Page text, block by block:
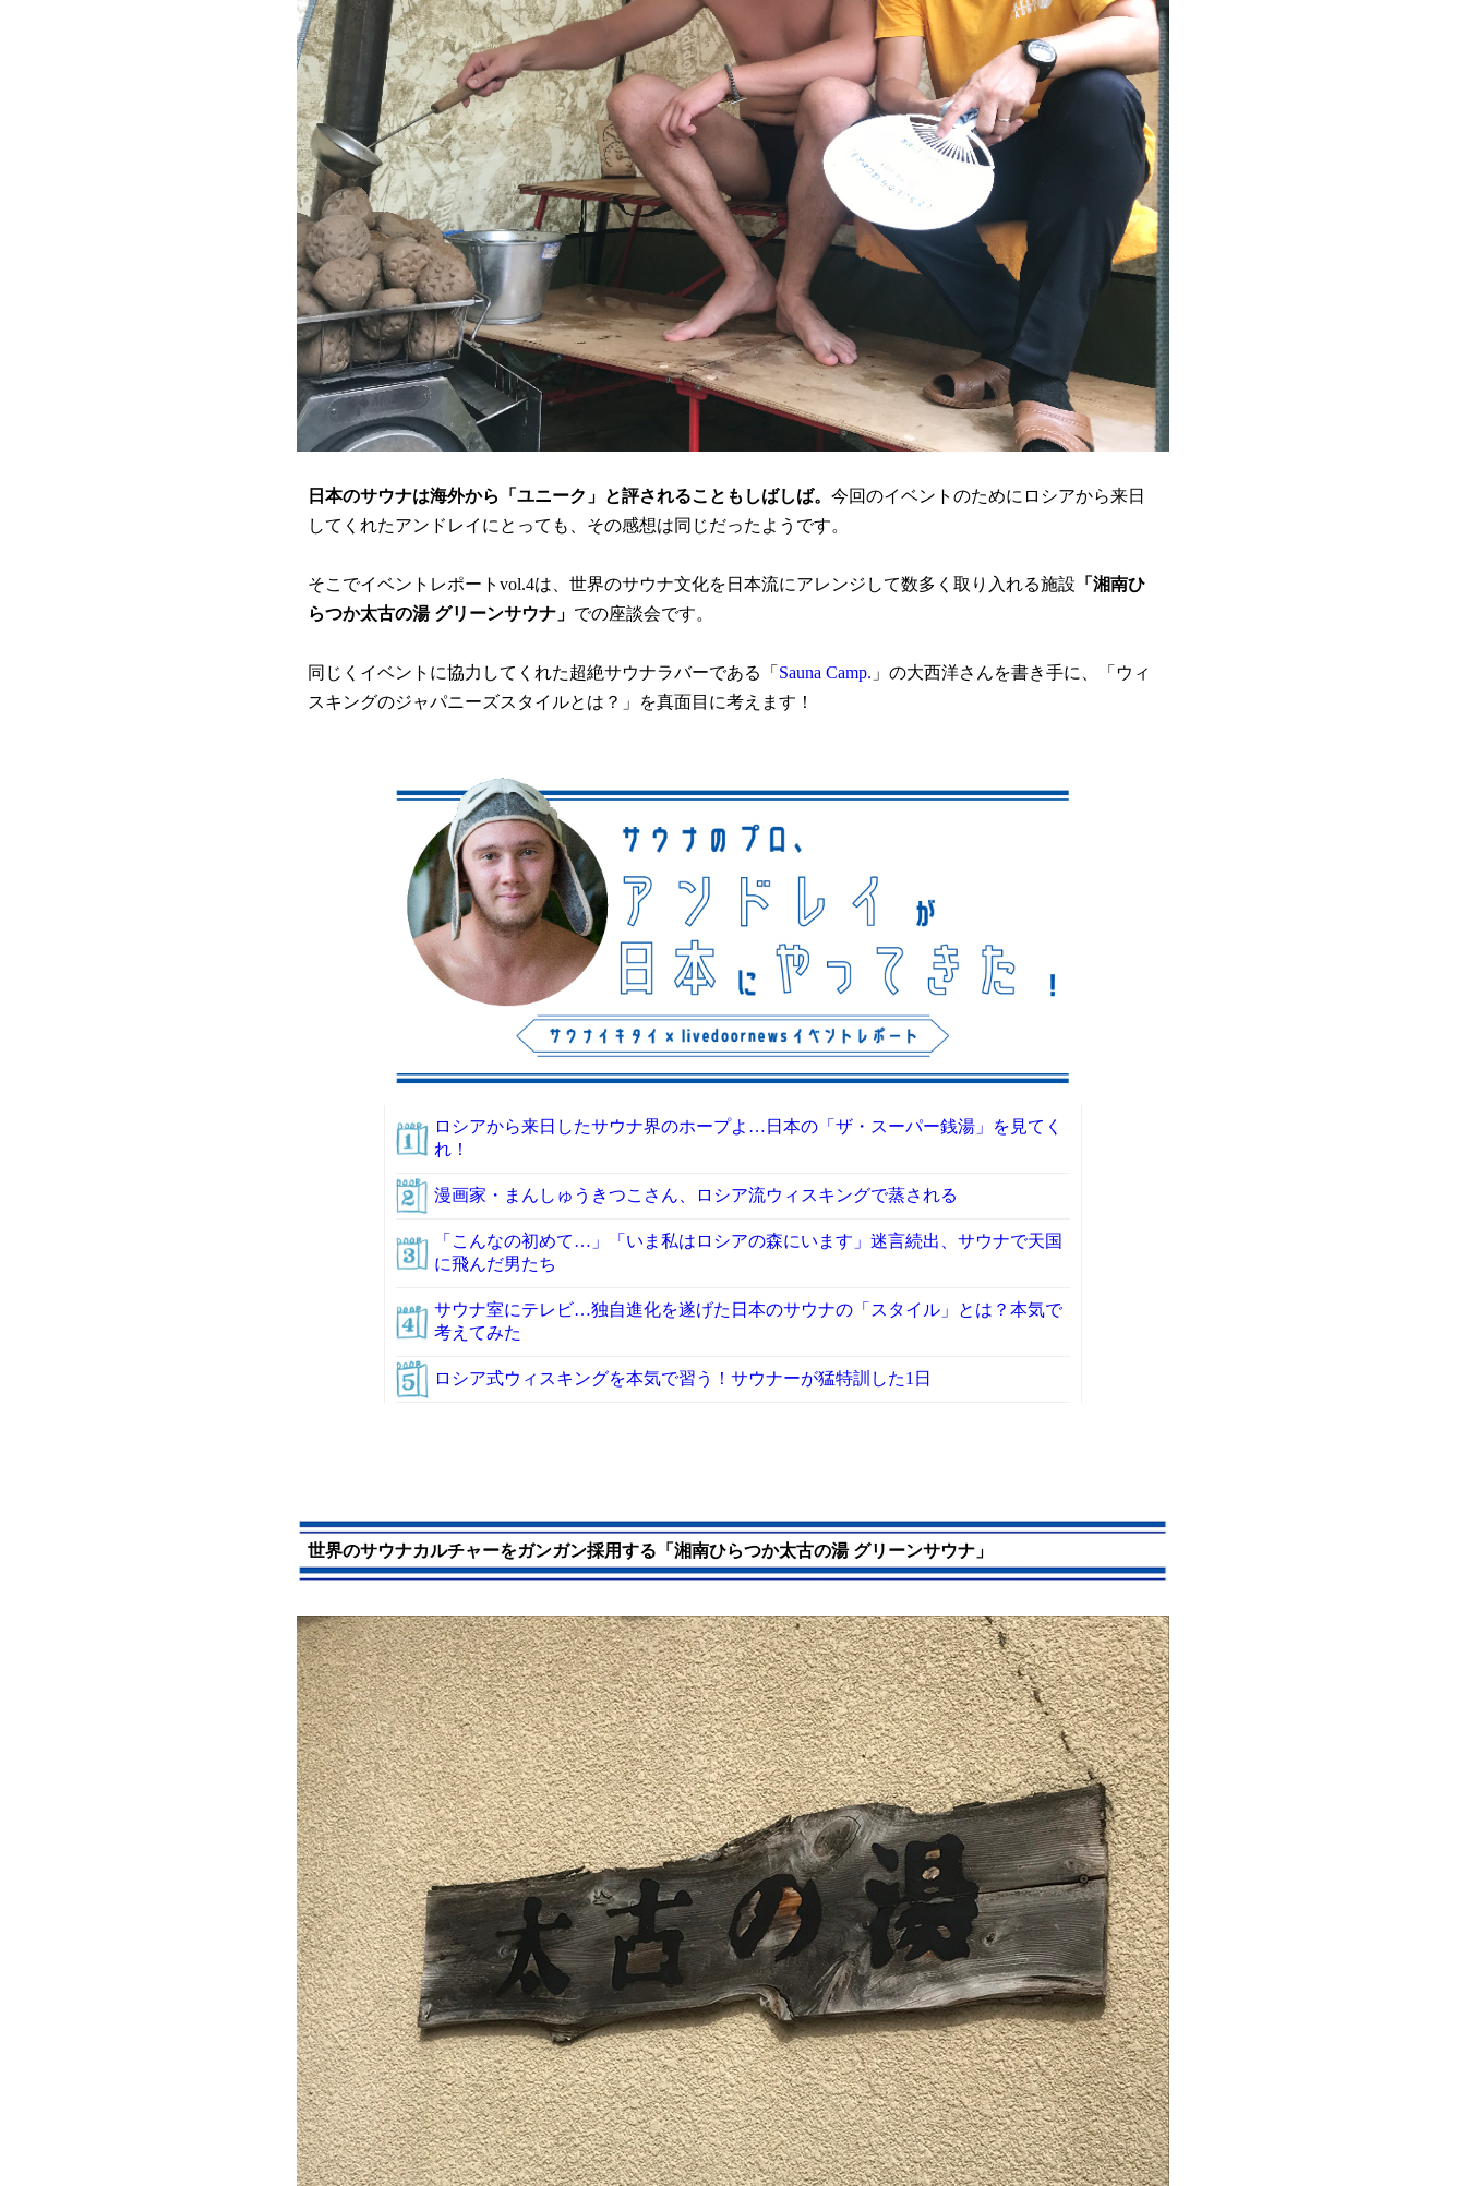
日本のサウナは海外から「ユニーク」と評されることもしばしば。 今回のイベントのためにロシアから来日
してくれたアンドレイにとっても、その感想は同じだったようです。
そこでイベントレポートvol.4は、世界のサウナ文化を日本流にアレンジして数多く取り入れる施設 「湘南ひ
らつか太古の湯 グリーンサウナ」 での座談会です。
同じくイベントに協力してくれた超絶サウナラバーである「 Sauna Camp. 」の大西洋さんを書き手に、「ウィ
スキングのジャパニーズスタイルとは？」を真面目に考えます！
ロシアから来日したサウナ界のホープよ…日本の「ザ・スーパー銭湯」を見てく
れ！
漫画家・まんしゅうきつこさん、ロシア流ウィスキングで蒸される
「こんなの初めて…」「いま私はロシアの森にいます」迷言続出、サウナで天国
に飛んだ男たち
サウナ室にテレビ…独自進化を遂げた日本のサウナの「スタイル」とは？本気で
考えてみた
ロシア式ウィスキングを本気で習う！サウナーが猛特訓した1日
世界のサウナカルチャーをガンガン採用する「湘南ひらつか太古の湯 グリーンサウナ」